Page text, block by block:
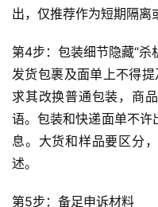
出，仅推荐作为短期隔离
第4步：包装细节隐藏“杀
发货包裹及面单上不得提
求其改换普通包装，商
语。包装和快递面单不
息。大货和样品要区分
述。
第5步：备足申诉材料